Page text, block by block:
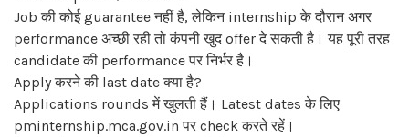
Job की कोई guarantee नहीं है, लेकिन internship के दौरान अगर
performance अच्छी रही तो कंपनी खुद offer दे सकती है। यह पूरी तरह
candidate की performance पर निर्भर है।
Apply करने की last date क्या है?
Applications rounds में खुलती हैं। Latest dates के लिए
pminternship.mca.gov.in पर check करते रहें।